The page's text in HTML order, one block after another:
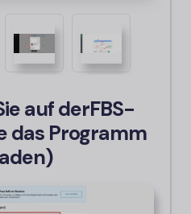
auf derFBS-
das Programm